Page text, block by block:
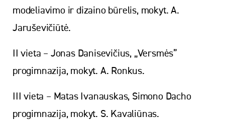
modeliavimo ir dizaino būrelis, mokyt. A.
Jaruševičiūtė.
II vieta – Jonas Danisevičius, „Versmės”
progimnazija, mokyt. A. Ronkus.
III vieta – Matas Ivanauskas, Simono Dacho
progimnazija, mokyt. S. Kavaliūnas.